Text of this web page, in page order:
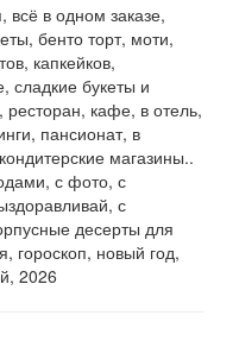
всё в одном заказе,
бенто торт, моти,
капкейков,
сладкие букеты и
кафе, в отель,
пансионат, в
магазины..
с фото, с
с
десерты для
гороскоп, новый год,
2026